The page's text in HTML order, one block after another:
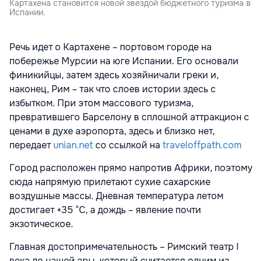
Картахена становится новой звездой бюджетного туризма в
Испании.
Речь идет о Картахене – портовом городе на
побережье Мурсии на юге Испании. Его основали
финикийцы, затем здесь хозяйничали греки и,
наконец, Рим – так что слоев истории здесь с
избытком. При этом массового туризма,
превратившего Барселону в сплошной аттракцион с
ценами в духе аэропорта, здесь и близко нет,
передаетunian.netсо ссылкой на traveloffpath.com
Город расположен прямо напротив Африки, поэтому
сюда напрямую прилетают сухие сахарские
воздушные массы. Дневная температура летом
достигает +35 °C, а дождь – явление почти
экзотическое.
Главная достопримечательность – Римский театр I